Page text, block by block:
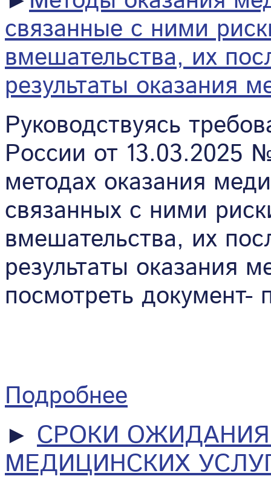
связанные с ними
вмешательства, их
результаты оказания
Руководствуясь
России от 13.03.2025
методах оказания
связанных с ними
вмешательства, их
результаты оказания
посмотреть
Подробнее
► СРОКИ
МЕДИЦИНСКИХ